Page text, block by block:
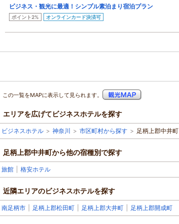
ビジネス・観光に最適！シンプル素泊まり宿泊プラン
ポイント2% オンラインカード決済可
この一覧をMAPに表示して見られます。
エリアを広げてビジネスホテルを探す
ビジネスホテル > 神奈川 > 市区町村から探す > 足柄上郡中井町
足柄上郡中井町から他の宿種別で探す
旅館 格安ホテル
近隣エリアのビジネスホテルを探す
南足柄市 足柄上郡松田町 足柄上郡大井町 足柄上郡開成町